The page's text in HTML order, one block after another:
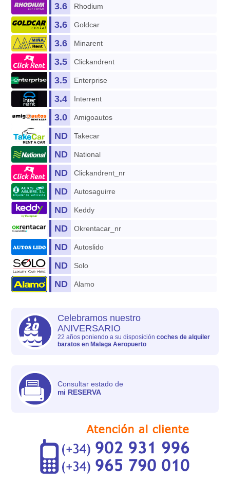
Rhodium
3.6
Goldcar
3.6
Minarent
3.6
Clickandrent
3.5
Enterprise
3.5
Interrent
3.4
Amigoautos
3.0
Takecar
ND
National
ND
Clickandrent_nr
ND
Autosaguirre
ND
Keddy
ND
Okrentacar_nr
ND
Autoslido
ND
Solo
ND
Alamo
ND
Celebramos nuestro
ANIVERSARIO
22 años poniendo a su disposicióncoches de alquiler
baratos en Malaga Aeropuerto
Consultar estado de
mi RESERVA